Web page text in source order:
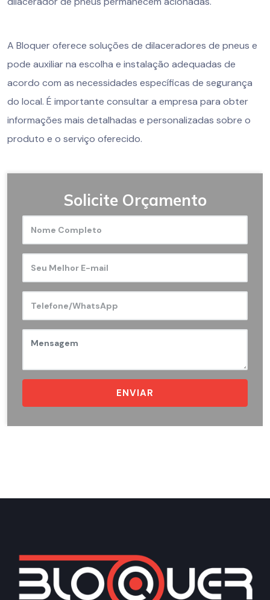
A Bloquer oferece soluções de dilaceradores de pneus e
pode auxiliar na escolha e instalação adequadas de
acordo com as necessidades específicas de segurança
do local. É importante consultar a empresa para obter
informações mais detalhadas e personalizadas sobre o
produto e o serviço oferecido.
Solicite Orçamento
ENVIAR